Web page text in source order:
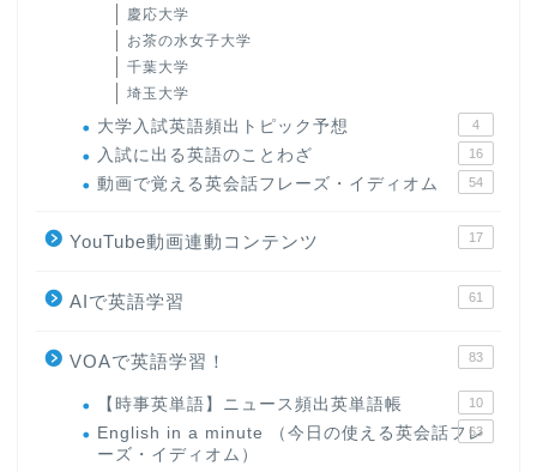
慶応大学
お茶の水女子大学
千葉大学
埼玉大学
大学入試英語頻出トピック予想 4
入試に出る英語のことわざ 16
動画で覚える英会話フレーズ・イディオム 54
YouTube動画連動コンテンツ 17
AIで英語学習 61
VOAで英語学習！ 83
【時事英単語】ニュース頻出英単語帳 10
English in a minute （今日の使える英会話フレ
ーズ・イディオム）
63